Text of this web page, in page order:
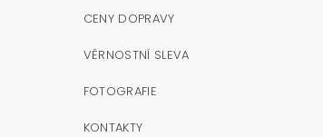
CENY DOPRAVY
VĚRNOSTNÍ SLEVA
FOTOGRAFIE
KONTAKTY